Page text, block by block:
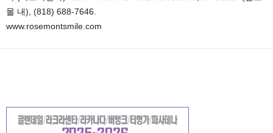
몰 내), (818) 688-7646.
www.rosemontsmile.com